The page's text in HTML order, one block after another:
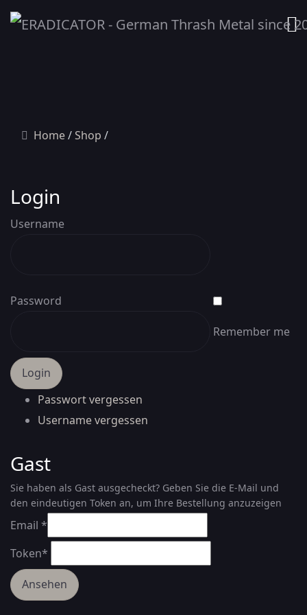
Home Shop
Login
Username
Password
Remember me
Passwort vergessen
Username vergessen
Gast
Sie haben als Gast ausgecheckt? Geben Sie die E-Mail und
den eindeutigen Token an, um Ihre Bestellung anzuzeigen
Email *
Token*